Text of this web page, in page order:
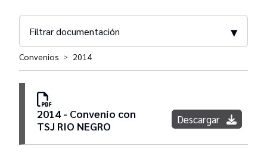
Filtrar documentación ▾
Convenios
Convenios > 2014
2014 - Convenio con
TSJ RIO NEGRO
Descargar